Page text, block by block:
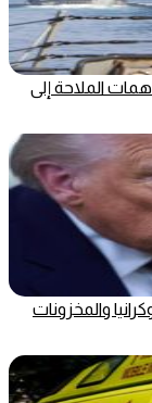
الملاحة إلى
والمخزونات